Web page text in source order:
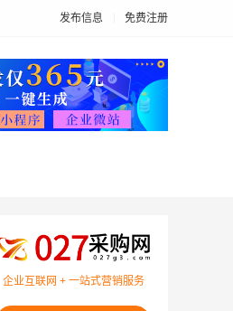
发布信息 免费注册
企业互联网 + 一站式营销服务